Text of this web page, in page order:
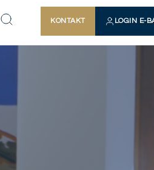
MIRABAUD GROUP
MIRABAUD ASSET MANAGEMENT
INTERNATIONAL
SCHWEIZ
KONTAKT LOGIN E-